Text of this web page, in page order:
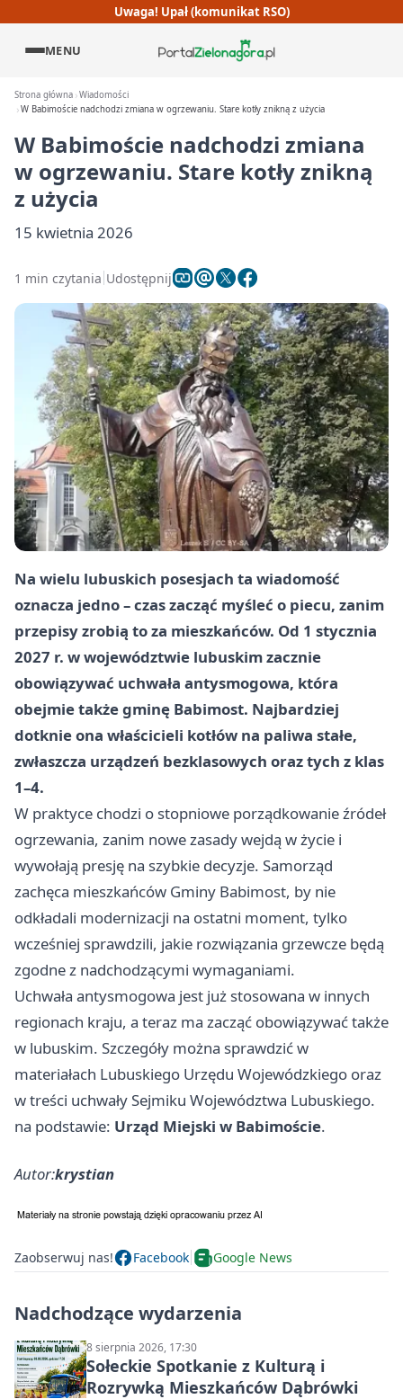
Uwaga! Upał (komunikat RSO)
MENU
Strona główna Wiadomości
W Babimoście nadchodzi zmiana w ogrzewaniu. Stare kotły znikną z użycia
W Babimoście nadchodzi zmiana
w ogrzewaniu. Stare kotły znikną
z użycia
15 kwietnia 2026
1 min czytania Udostępnij
Na wielu lubuskich posesjach ta wiadomość
oznacza jedno – czas zacząć myśleć o piecu, zanim
przepisy zrobią to za mieszkańców. Od 1 stycznia
2027 r. w województwie lubuskim zacznie
obowiązywać uchwała antysmogowa, która
obejmie także gminę Babimost. Najbardziej
dotknie ona właścicieli kotłów na paliwa stałe,
zwłaszcza urządzeń bezklasowych oraz tych z klas
1–4.
W praktyce chodzi o stopniowe porządkowanie źródeł
ogrzewania, zanim nowe zasady wejdą w życie i
wywołają presję na szybkie decyzje. Samorząd
zachęca mieszkańców Gminy Babimost, by nie
odkładali modernizacji na ostatni moment, tylko
wcześniej sprawdzili, jakie rozwiązania grzewcze będą
zgodne z nadchodzącymi wymaganiami.
Uchwała antysmogowa jest już stosowana w innych
regionach kraju, a teraz ma zacząć obowiązywać także
w lubuskim. Szczegóły można sprawdzić w
materiałach Lubuskiego Urzędu Wojewódzkiego oraz
w treści uchwały Sejmiku Województwa Lubuskiego.
na podstawie: Urząd Miejski w Babimoście.
Autor:krystian
Zaobserwuj nas! Facebook Google News
Nadchodzące wydarzenia
8 sierpnia 2026, 17:30
Sołeckie Spotkanie z Kulturą i
Rozrywką Mieszkańców Dąbrówki